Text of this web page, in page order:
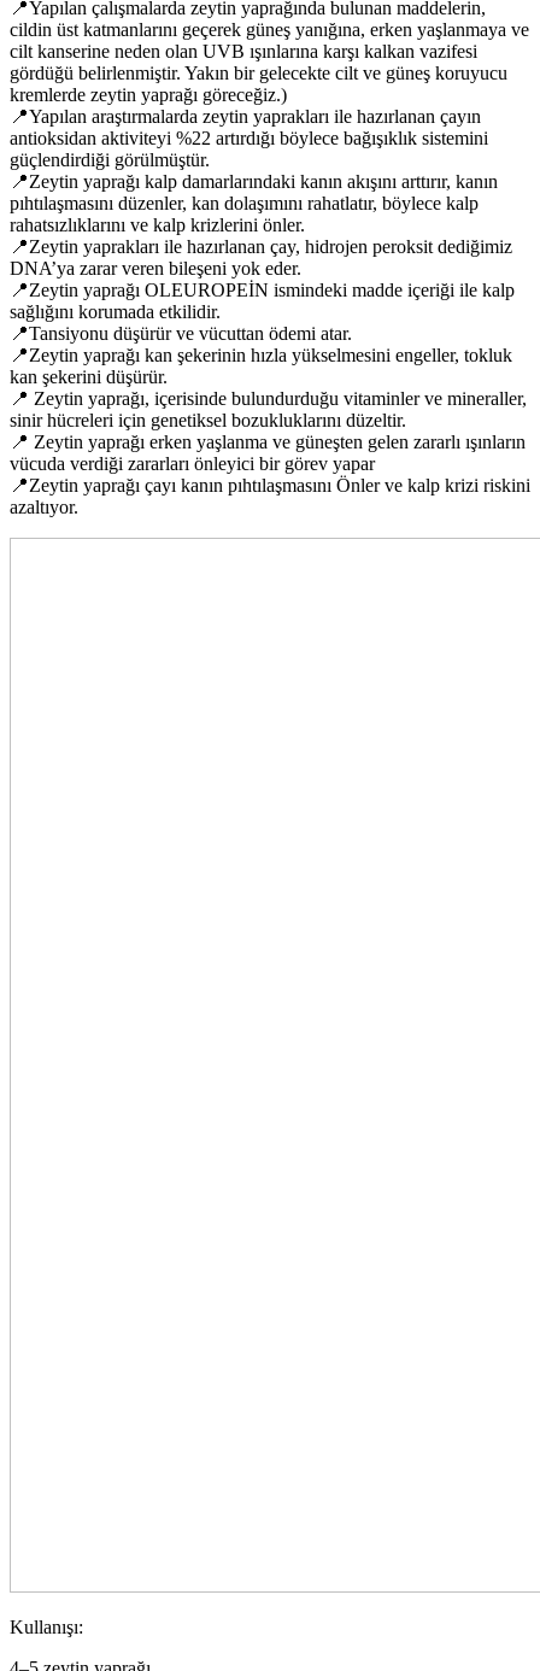
📍Yapılan çalışmalarda zeytin yaprağında bulunan maddelerin,
cildin üst katmanlarını geçerek güneş yanığına, erken yaşlanmaya ve
cilt kanserine neden olan UVB ışınlarına karşı kalkan vazifesi
gördüğü belirlenmiştir. Yakın bir gelecekte cilt ve güneş koruyucu
kremlerde zeytin yaprağı göreceğiz.)
📍Yapılan araştırmalarda zeytin yaprakları ile hazırlanan çayın
antioksidan aktiviteyi %22 artırdığı böylece bağışıklık sistemini
güçlendirdiği görülmüştür.
📍Zeytin yaprağı kalp damarlarındaki kanın akışını arttırır, kanın
pıhtılaşmasını düzenler, kan dolaşımını rahatlatır, böylece kalp
rahatsızlıklarını ve kalp krizlerini önler.
📍Zeytin yaprakları ile hazırlanan çay, hidrojen peroksit dediğimiz
DNA’ya zarar veren bileşeni yok eder.
📍Zeytin yaprağı OLEUROPEİN ismindeki madde içeriği ile kalp
sağlığını korumada etkilidir.
📍Tansiyonu düşürür ve vücuttan ödemi atar.
📍Zeytin yaprağı kan şekerinin hızla yükselmesini engeller, tokluk
kan şekerini düşürür.
📍 Zeytin yaprağı, içerisinde bulundurduğu vitaminler ve mineraller,
sinir hücreleri için genetiksel bozukluklarını düzeltir.
📍 Zeytin yaprağı erken yaşlanma ve güneşten gelen zararlı ışınların
vücuda verdiği zararları önleyici bir görev yapar
📍Zeytin yaprağı çayı kanın pıhtılaşmasını Önler ve kalp krizi riskini
azaltıyor.
Kullanışı: